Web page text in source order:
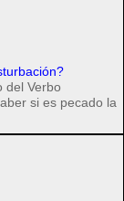
del Verbo
si es pecado la